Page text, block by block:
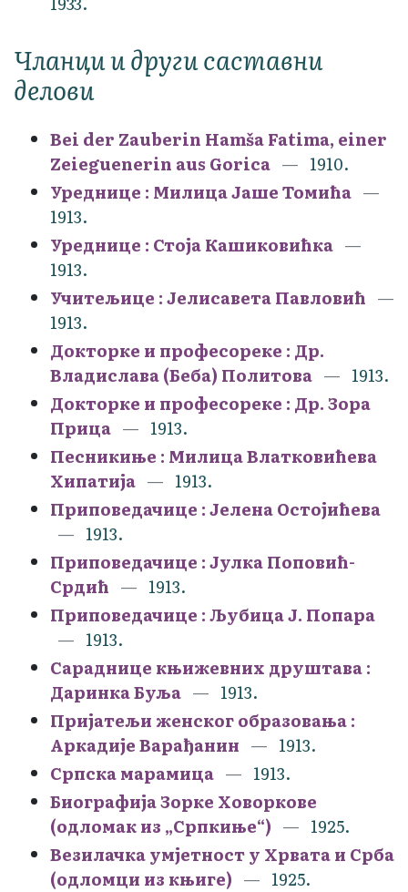
Чланци и други саставни
делови
Bei der Zauberin Hamša Fatima, einer
Zeieguenerin aus Gorica
1910.
Уреднице : Милица Јаше Томића
1913.
Уреднице : Стоја Кашиковићка
1913.
Учитељице : Јелисавета Павловић
1913.
Докторке и професореке : Др.
Владислава (Беба) Политова
1913.
Докторке и професореке : Др. Зора
Прица
1913.
Песникиње : Милица Влатковићева
Хипатија
1913.
Приповедачице : Јелена Остојићева
1913.
Приповедачице : Јулка Поповић-
Срдић
1913.
Приповедачице : Љубица Ј. Попара
1913.
Сараднице књижевних друштава :
Даринка Буља
1913.
Пријатељи женског образовања :
Аркадије Варађанин
1913.
Српска марамица
1913.
Биографија Зорке Ховоркове
(одломак из „Српкиње“)
1925.
Везилачка умјетност у Хрвата и Срба
(одломци из књиге)
1925.